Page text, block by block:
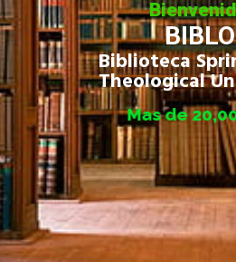
Bienvenid
Mas de
Biblioteca
Theological